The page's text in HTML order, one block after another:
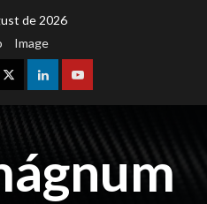
de 2026
Image
TwitterLinkedinYoutube